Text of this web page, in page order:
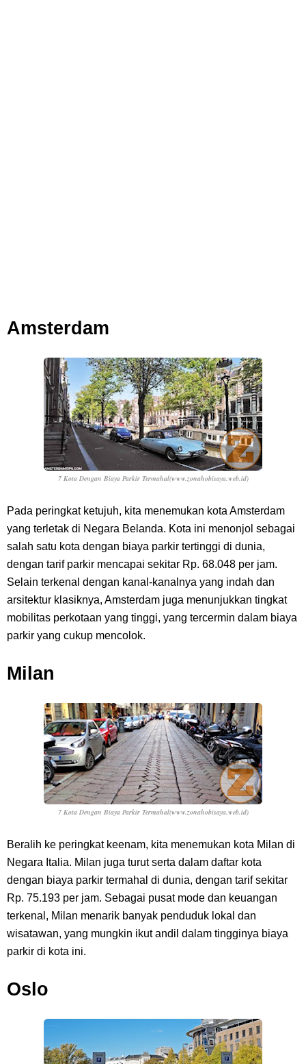
Sunday, 9 August
Amsterdam
7 Kota Dengan Biaya Parkir Termahal(www.zonahobisaya.web.id)
Pada peringkat ketujuh, kita menemukan kota Amsterdam
yang terletak di Negara Belanda. Kota ini menonjol sebagai
salah satu kota dengan biaya parkir tertinggi di dunia,
dengan tarif parkir mencapai sekitar Rp. 68.048 per jam.
Selain terkenal dengan kanal-kanalnya yang indah dan
arsitektur klasiknya, Amsterdam juga menunjukkan tingkat
mobilitas perkotaan yang tinggi, yang tercermin dalam biaya
parkir yang cukup mencolok.
Milan
7 Kota Dengan Biaya Parkir Termahal(www.zonahobisaya.web.id)
Beralih ke peringkat keenam, kita menemukan kota Milan di
Negara Italia. Milan juga turut serta dalam daftar kota
dengan biaya parkir termahal di dunia, dengan tarif sekitar
Rp. 75.193 per jam. Sebagai pusat mode dan keuangan
terkenal, Milan menarik banyak penduduk lokal dan
wisatawan, yang mungkin ikut andil dalam tingginya biaya
parkir di kota ini.
Oslo